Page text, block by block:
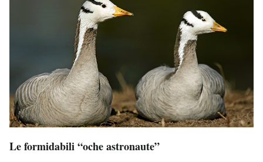
Le formidabili “oche astronaute”